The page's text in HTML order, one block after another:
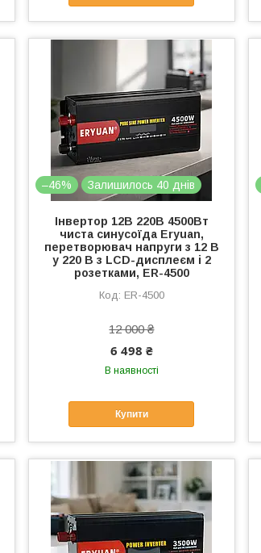
–46% Залишилось 40 днів
Інвертор 12В 220В 4500Вт
чиста синусоїда Eryuan,
перетворювач напруги з 12 В
у 220 В з LCD-дисплеєм і 2
розетками, ER-4500
ER-4500
12 000 ₴
6 498 ₴
В наявності
Купити